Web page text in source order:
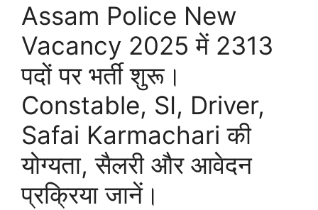
Assam Police New
Vacancy 2025 में 2313
पदों पर भर्ती शुरू।
Constable, SI, Driver,
Safai Karmachari की
योग्यता, सैलरी और आवेदन
प्रक्रिया जानें।